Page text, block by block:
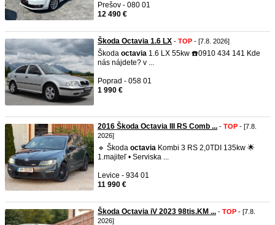
Prešov - 080 01
12 490 €
Škoda Octavia 1.6 LX - TOP - [7.8. 2026]
Škoda octavia 1.6 LX 55kw ☎️0910 434 141 Kde
nás nájdete? v ...
Poprad - 058 01
1 990 €
2016 Škoda Octavia III RS Comb ... - TOP - [7.8.
2026]
🔹 Škoda octavia Kombi 3 RS 2,0TDI 135kw 🌟
1.majiteľ • Serviska ...
Levice - 934 01
11 990 €
Škoda Octavia iV 2023 98tis.KM ... - TOP - [7.8.
2026]